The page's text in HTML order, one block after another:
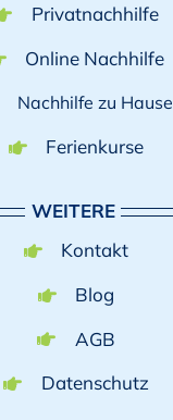
Privatnachhilfe
Online Nachhilfe
Nachhilfe zu Hause
Ferienkurse
WEITERE
Kontakt
Blog
AGB
Datenschutz